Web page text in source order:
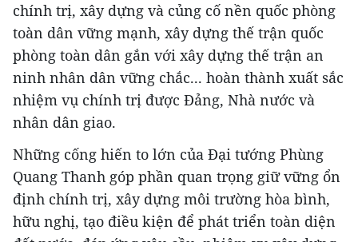
chính trị, xây dựng và củng cố nền quốc phòng
toàn dân vững mạnh, xây dựng thế trận quốc
phòng toàn dân gắn với xây dựng thế trận an
ninh nhân dân vững chắc... hoàn thành xuất sắc
nhiệm vụ chính trị được Đảng, Nhà nước và
nhân dân giao.
Những cống hiến to lớn của Đại tướng Phùng
Quang Thanh góp phần quan trọng giữ vững ổn
định chính trị, xây dựng môi trường hòa bình,
hữu nghị, tạo điều kiện để phát triển toàn diện